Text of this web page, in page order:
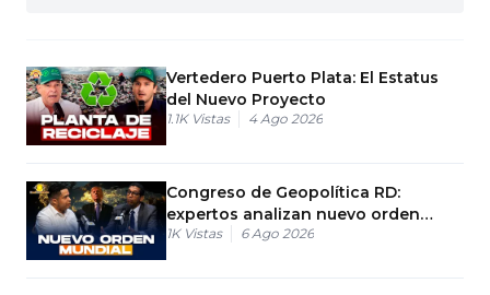
Vertedero Puerto Plata: El Estatus
del Nuevo Proyecto
1.1K Vistas 4 Ago 2026
Congreso de Geopolítica RD:
expertos analizan nuevo orden
mundial
1K Vistas 6 Ago 2026